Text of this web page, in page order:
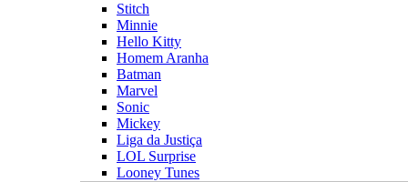
Stitch
Minnie
Hello Kitty
Homem Aranha
Batman
Marvel
Sonic
Mickey
Liga da Justiça
LOL Surprise
Looney Tunes